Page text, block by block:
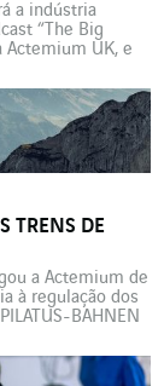
a indústria
“The Big
Actemium UK, e
Eles
[…]
TRENS DE
a Actemium de
à regulação dos
BAHNEN
dos destinos